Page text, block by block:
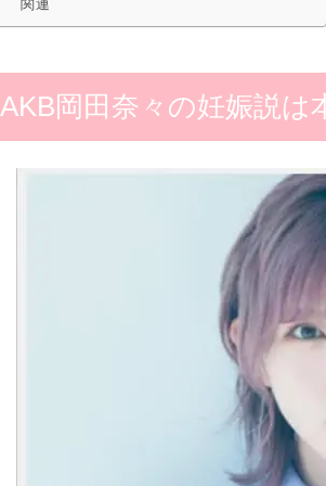
関連
AKB岡田奈々の妊娠説は